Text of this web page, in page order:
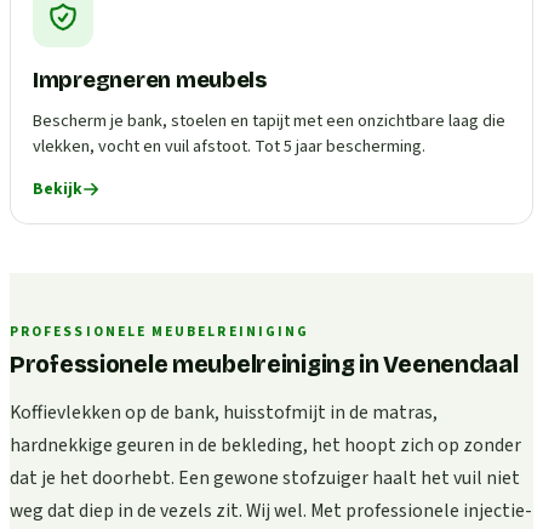
Impregneren meubels
Bescherm je bank, stoelen en tapijt met een onzichtbare laag die
vlekken, vocht en vuil afstoot. Tot 5 jaar bescherming.
Bekijk
PROFESSIONELE MEUBELREINIGING
Professionele meubelreiniging in Veenendaal
Koffievlekken op de bank, huisstofmijt in de matras,
hardnekkige geuren in de bekleding, het hoopt zich op zonder
dat je het doorhebt. Een gewone stofzuiger haalt het vuil niet
weg dat diep in de vezels zit. Wij wel. Met professionele injectie-